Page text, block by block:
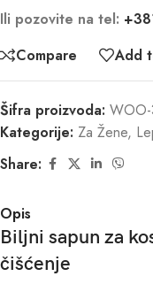
Ili pozovite na tel:
Compare
Add
Šifra proizvoda:
Kategorije: Za Žene,
Share:
Opis
Biljni sapun za
čišćenje